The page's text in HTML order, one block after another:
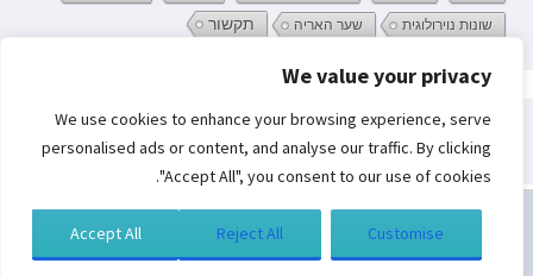
We value your privacy
We use cookies to enhance your browsing experience, serve
personalised ads or content, and analyse our traffic. By clicking
"Accept All", you consent to our use of cookies.
Customise
Reject All
Accept All
שונות נוירולוגית שער האריה תקשור
כל הזכויות שמורות לסמדר ברגמן | בניית אתרים תגית דאנס
מהווה את ההסכמה שלך לשימוש בהם.
לקבלת מידע נוסף, כולל מידע על השליטה בקובצי Cookies, ניתן לעיין בעמוד: